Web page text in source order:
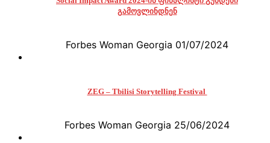
გამოვლინდნენ
Forbes Woman Georgia 01/07/2024
ZEG – Tbilisi Storytelling Festival
Forbes Woman Georgia 25/06/2024